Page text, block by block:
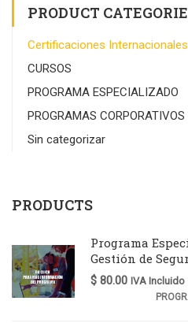
PRODUCT
Certificaciones Internacionales
CURSOS
PROGRAMA ESPECIALIZADO
PROGRAMAS CORPORATIVOS
Sin categorizar
PRODUCTS
Programa
Gestión de
$ 80.00 IVA Incluido